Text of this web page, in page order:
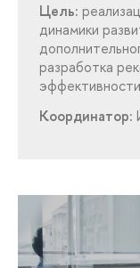
Цель:
динамики
разработка
Координатор: